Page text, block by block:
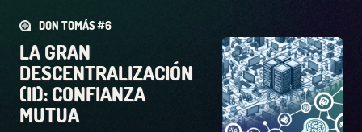
DON TOMÁS #6
LA GRAN
DESCENTRALIZACIÓN
(II): CONFIANZA
MUTUA